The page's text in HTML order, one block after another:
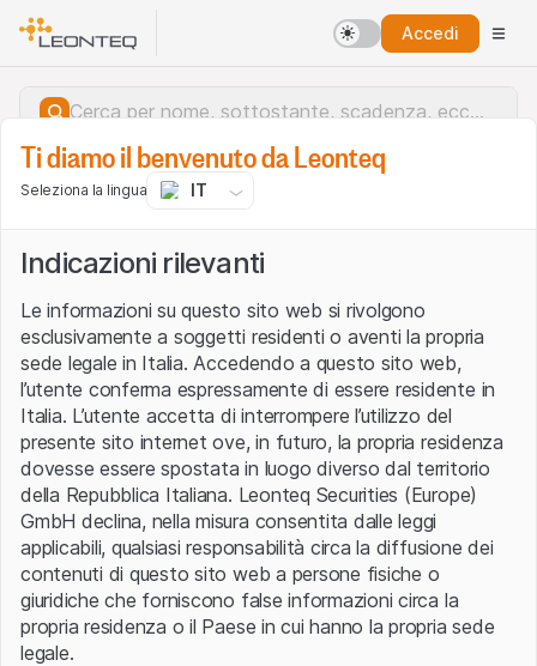
Accedi
Errore del server.
Ti diamo il benvenuto da Leonteq
Seleziona la lingua IT
Indicazioni rilevanti
Le informazioni su questo sito web si rivolgono
esclusivamente a soggetti residenti o aventi la propria
sede legale in Italia. Accedendo a questo sito web,
l’utente conferma espressamente di essere residente in
Italia. L’utente accetta di interrompere l’utilizzo del
presente sito internet ove, in futuro, la propria residenza
dovesse essere spostata in luogo diverso dal territorio
della Repubblica Italiana. Leonteq Securities (Europe)
GmbH declina, nella misura consentita dalle leggi
applicabili, qualsiasi responsabilità circa la diffusione dei
contenuti di questo sito web a persone fisiche o
giuridiche che forniscono false informazioni circa la
propria residenza o il Paese in cui hanno la propria sede
legale.